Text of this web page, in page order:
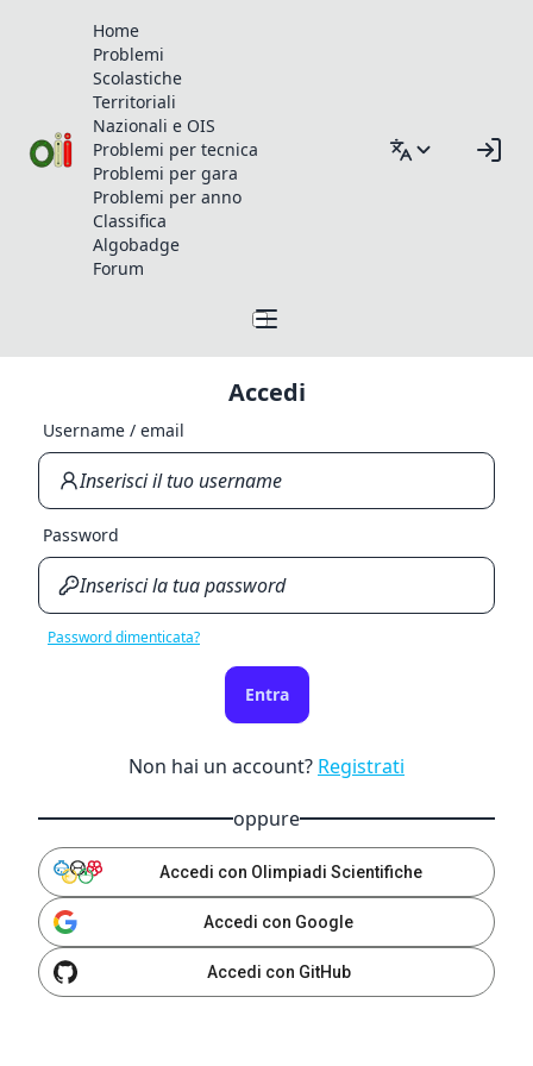
Home
Problemi
Scolastiche
Territoriali
Nazionali e OIS
Problemi per tecnica
Problemi per gara
Problemi per anno
Classifica
Algobadge
Forum
Accedi
Username / email
Password
Password dimenticata?
Entra
Non hai un account? Registrati
oppure
Accedi con Olimpiadi Scientifiche
Accedi con Google
Accedi con GitHub